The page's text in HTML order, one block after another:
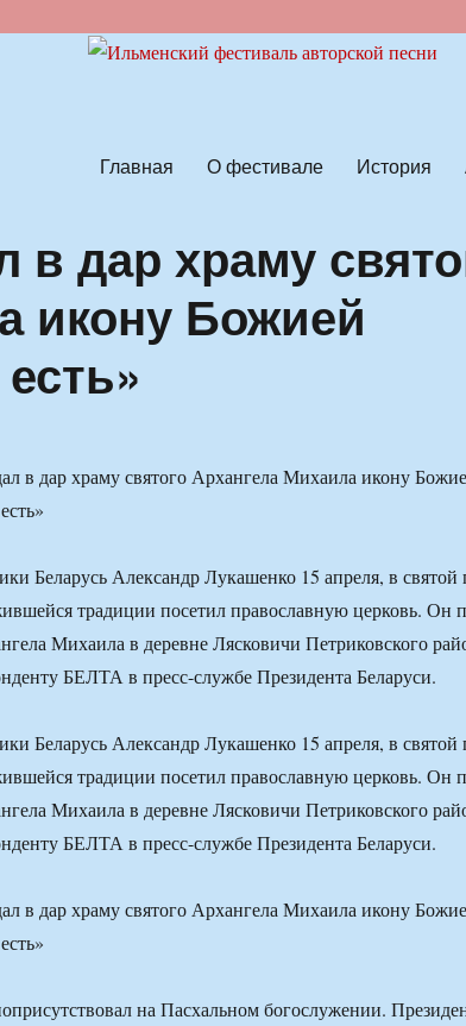
Главная О фестивале История
в дар храму
икону Божией
Беларусь Александр Лукашенко 15 апреля, в святой
традиции посетил православную церковь. Он
Михаила в деревне Лясковичи Петриковского
БЕЛТА в пресс-службе Президента Беларуси.
Беларусь Александр Лукашенко 15 апреля, в святой
традиции посетил православную церковь. Он
Михаила в деревне Лясковичи Петриковского
БЕЛТА в пресс-службе Президента Беларуси.
на Пасхальном богослужении.